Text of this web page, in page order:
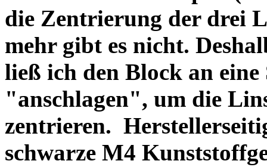
die Zentrierung der drei
mehr gibt es nicht.
ließ ich den Block an eine
"anschlagen", um die
zentrieren.
schwarze M4